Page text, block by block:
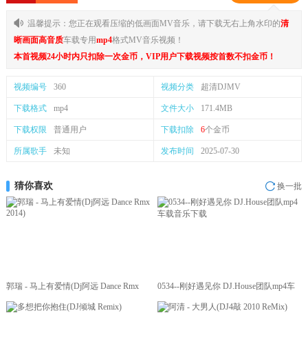
温馨提示：您正在观看压缩的低画面MV音乐，请下载无右上角水印的清
晰画面高音质车载专用mp4格式MV音乐视频！
本首视频24小时内只扣除一次金币，VIP用户下载视频按首数不扣金币！
视频编号 360 视频分类 超清DJMV
下载格式 mp4 文件大小 171.4MB
下载权限 普通用户 下载扣除 6个金币
所属歌手 未知 发布时间 2025-07-30
猜你喜欢 换一批
郭瑞 - 马上有爱情(Dj阿远 Dance Rmx
2014)
0534--刚好遇见你 DJ.House团队mp4车
载音乐下载